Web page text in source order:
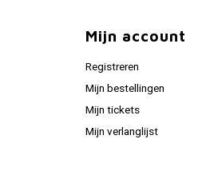
Mijn account
Registreren
Mijn bestellingen
Mijn tickets
Mijn verlanglijst